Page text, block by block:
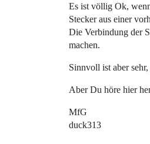
Es ist völlig Ok,
Stecker aus einer
Die Verbindung der
machen.
Sinnvoll ist aber
Aber Du höre hier
MfG
duck313